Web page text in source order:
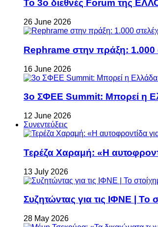
Το 3ο διεθνές Forum της
26 June 2026
Rephrame στην πράξη: 1.000
16 June 2026
3ο ΣΦΕΕ Summit: Μπορεί η
12 June 2026
Συνεντεύξεις
Τερέζα Χαραμή: «Η
13 July 2026
Συζητώντας για τις ΙΦΝΕ | Το
28 May 2026